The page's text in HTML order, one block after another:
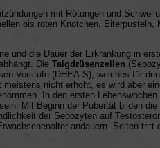
mit Rötungen und
bis roten Knötchen, Eiterpusteln,
und die Dauer der Erkrankung in
Die Talgdrüsenzellen
Vorstufe (DHEA-S), welches für
nicht erhöht, es wird aber
In den ersten
Mit Beginn der Pubertät bilden
der Sebozyten auf
andauern. Selten tritt